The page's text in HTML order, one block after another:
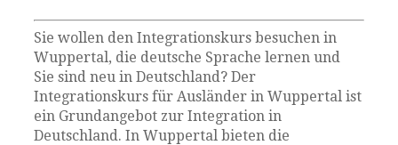
Sie wollen den Integrationskurs besuchen in
Wuppertal, die deutsche Sprache lernen und
Sie sind neu in Deutschland? Der
Integrationskurs für Ausländer in Wuppertal ist
ein Grundangebot zur Integration in
Deutschland. In Wuppertal bieten die